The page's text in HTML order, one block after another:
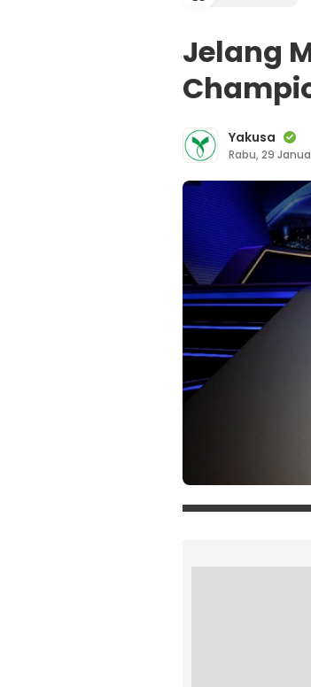
Jelang
Yakusa
Rabu, 29